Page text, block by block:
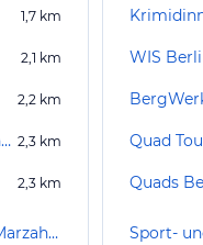
1,7 km
2,1 km
2,2 km
Kriegerdenkmal an der Gnadenkirche 2,3 km
2,3 km
Sehenswürdigkeiten in Berlin-Marzahn-Hellersdorf
WIS
Quad